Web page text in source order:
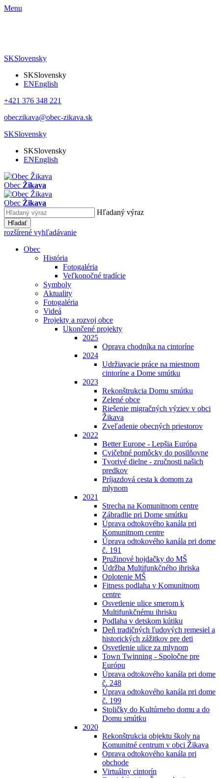
Menu
SKSlovensky
SKSlovensky
ENEnglish
+421 376 348 221
obeczikava@obec-zikava.sk
SKSlovensky
SKSlovensky
ENEnglish
Obec Žikava
Obec Žikava
Hľadaný výraz
Hľadať
rozšírené vyhľadávanie
Obec
História
Fotogaléria
Veľkonočné tradície
Symboly
Aktuality
Fotogaléria
Videá
Projekty a rozvoj obce
Ukončené projekty
2025
Oprava chodníka na cintoríne
2024
Udržiavacie práce na miestnom
cintoríne a Dome smútku
2023
Rekonštrukcia Domu smútku
Zelené obce
Riešenie migračných výziev v obci
Žikava
Zveľadenie obecných priestorov
2022
Better Europe - Lepšia Európa
Cvičebné pomôcky do posilňovne
Tvorivé dielne - zručnosti našich
predkov
Príjazdová cesta k domom za
mlynom
2021
Strecha na Komunitnom centre
Zábradlie pri Dome smútku
Úprava odtokového kanála pri
Komunitnom centre
Úprava odtokového kanála pri dome
č. 191
Pružinové hojdačky do MŠ
Údržba Multifunkčného ihriska
Oplotenie MŠ
Fitness podlaha v Komunitnom
centre
Osvetlenie ulice smerom k
Multifunkčnému ihrisku
Podlaha v detskom kútiku
Deň tradičných ľudových remesiel a
historických zážitkov pre deti
Osvetlenie ulice za mlynom
Town Twinning - Spoločne pre
Európu
Úprava odtokového kanála pri dome
č. 248
Úprava odtokového kanála pri dome
č. 199
Stoličky do Kultúrneho domu a do
Domu smútku
2020
Rekonštrukcia objektu školy na
Komunitné centrum v obci Žikava
Oprava odtokového kanála pri
obchode
Virtuálny cintorín